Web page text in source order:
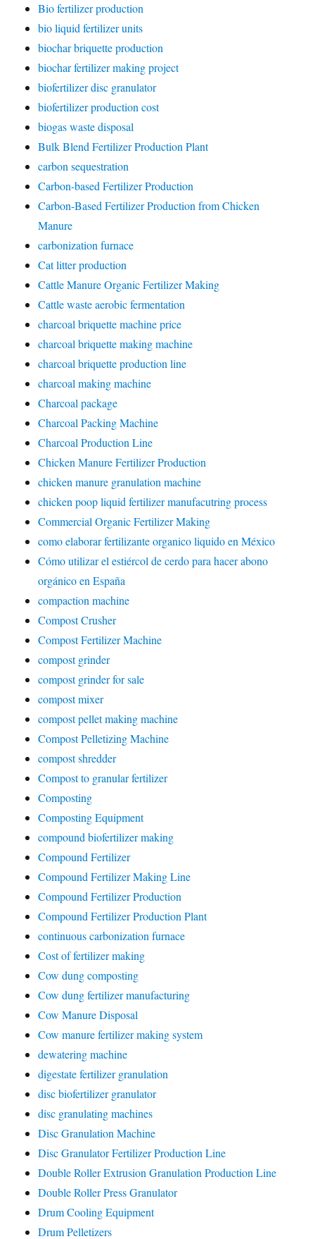
Bio fertilizer production
bio liquid fertilizer units
biochar briquette production
biochar fertilizer making project
biofertilizer disc granulator
biofertilizer production cost
biogas waste disposal
Bulk Blend Fertilizer Production Plant
carbon sequestration
Carbon-based Fertilizer Production
Carbon-Based Fertilizer Production from Chicken
Manure
carbonization furnace
Cat litter production
Cattle Manure Organic Fertilizer Making
Cattle waste aerobic fermentation
charcoal briquette machine price
charcoal briquette making machine
charcoal briquette production line
charcoal making machine
Charcoal package
Charcoal Packing Machine
Charcoal Production Line
Chicken Manure Fertilizer Production
chicken manure granulation machine
chicken poop liquid fertilizer manufacutring process
Commercial Organic Fertilizer Making
como elaborar fertilizante organico liquido en México
Cómo utilizar el estiércol de cerdo para hacer abono
orgánico en España
compaction machine
Compost Crusher
Compost Fertilizer Machine
compost grinder
compost grinder for sale
compost mixer
compost pellet making machine
Compost Pelletizing Machine
compost shredder
Compost to granular fertilizer
Composting
Composting Equipment
compound biofertilizer making
Compound Fertilizer
Compound Fertilizer Making Line
Compound Fertilizer Production
Compound Fertilizer Production Plant
continuous carbonization furnace
Cost of fertilizer making
Cow dung composting
Cow dung fertilizer manufacturing
Cow Manure Disposal
Cow manure fertilizer making system
dewatering machine
digestate fertilizer granulation
disc biofertilizer granulator
disc granulating machines
Disc Granulation Machine
Disc Granulator Fertilizer Production Line
Double Roller Extrusion Granulation Production Line
Double Roller Press Granulator
Drum Cooling Equipment
Drum Pelletizers